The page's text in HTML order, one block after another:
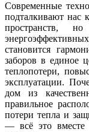
Современные
подталкивают нас
пространств,
становится
заборов в единое
теплопотери,
эксплуатации.
дом из
правильное
потери тепла и
— всё это вместе